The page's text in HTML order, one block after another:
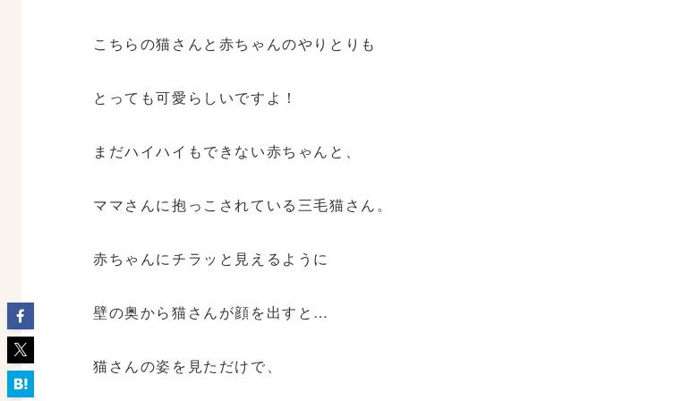
こちらの猫さんと赤ちゃんのやりとりも
とっても可愛らしいですよ！
まだハイハイもできない赤ちゃんと、
ママさんに抱っこされている三毛猫さん。
赤ちゃんにチラッと見えるように
壁の奥から猫さんが顔を出すと…
猫さんの姿を見ただけで、